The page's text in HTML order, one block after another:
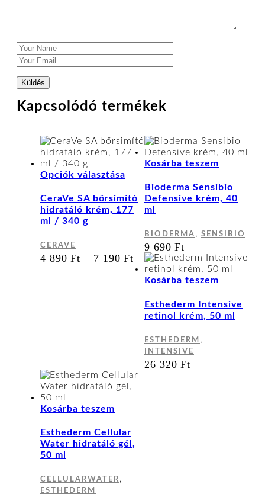
Kapcsolódó termékek
Opciók választása
terméknek
több
változatok
a
termékoldalon
választhatók
CeraVe SA bőrsimító
hidratáló krém, 177
ml / 340 g
CERAVE
4 890Ft – 7 190Ft ÁRTARTOMÁNY:
4
890 FT
190 FT
Kosárba teszem
Bioderma Sensibio
Defensive krém, 40
ml
BIODERMA , SENSIBIO
9 690Ft
Kosárba teszem
Esthederm Intensive
retinol krém, 50 ml
ESTHEDERM ,
INTENSIVE
26 320Ft
Kosárba teszem
Esthederm Cellular
Water hidratáló gél,
50 ml
CELLULARWATER ,
ESTHEDERM